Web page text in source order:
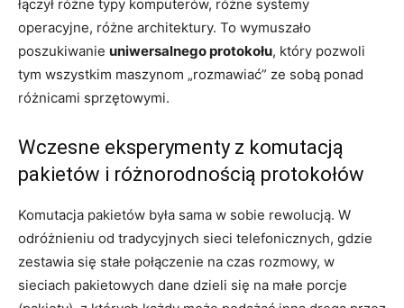
łączył różne typy komputerów, różne systemy
operacyjne, różne architektury. To wymuszało
poszukiwanie uniwersalnego protokołu, który pozwoli
tym wszystkim maszynom „rozmawiać” ze sobą ponad
różnicami sprzętowymi.
Wczesne eksperymenty z komutacją
pakietów i różnorodnością protokołów
Komutacja pakietów była sama w sobie rewolucją. W
odróżnieniu od tradycyjnych sieci telefonicznych, gdzie
zestawia się stałe połączenie na czas rozmowy, w
sieciach pakietowych dane dzieli się na małe porcje